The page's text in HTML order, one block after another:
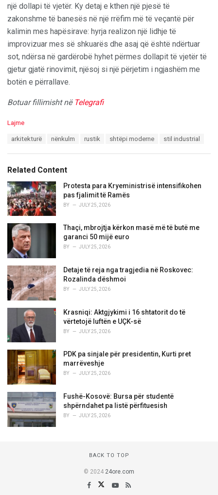
një dollapi të vjetër. Ky detaj e kthen një pjesë të
zakonshme të banesës në një rrëfim më të veçantë për
kalimin mes hapësirave: hyrja realizon një lidhje të
improvizuar mes së shkuarës dhe asaj që është ndërtuar
sot, ndërsa në gardërobë hyhet përmes dollapit të vjetër të
gjetur gjatë rinovimit, njësoj si një përjetim i ngjashëm me
botën e përrallave.
Botuar fillimisht në Telegrafi
C
o
r
i
e
s
:
Lajme
:
arkitekturë nënkulm rustik shtëpi moderne stil industrial
Related Content
Protesta para Kryeministrisë intensifikohen
pas fjalimit të Ramës
BY JULY 25, 2026
Thaçi, mbrojtja kërkon masë më të butë me
garanci 50 mijë euro
BY JULY 25, 2026
Detaje të reja nga tragjedia në Roskovec:
Rozalinda dëshmoi
BY JULY 25, 2026
Krasniqi: Aktgjykimi i 16 shtatorit do të
vërtetojë luftën e UÇK-së
BY JULY 25, 2026
PDK pa sinjale për presidentin, Kurti pret
marrëveshje
BY JULY 25, 2026
Fushë-Kosovë: Bursa për studentë
shpërndahet pa listë përfituesish
BY JULY 25, 2026
BACK TO TOP
© 2024 24ore.com